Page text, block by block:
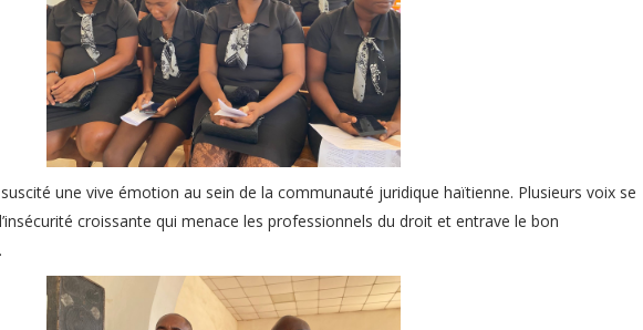
suscité une vive émotion au sein de la communauté juridique haïtienne. Plusieurs voix se
croissante qui menace les professionnels du droit et entrave le bon